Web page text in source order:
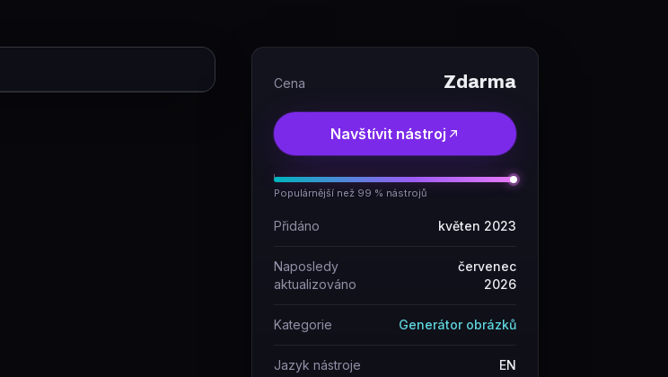
Cena Zdarma
Navštívit nástroj
Populárnější než 99 % nástrojů
Přidáno květen 2023
Naposledy
aktualizováno
červenec
2026
Kategorie Generátor obrázků
Jazyk nástroje EN